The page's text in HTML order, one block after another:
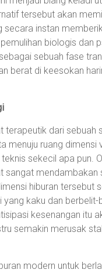
tersebut akan
instan
biologis dan
sebuah fase
berat di keesokan
terapeutik dari sebuah
menuju ruang dimensi
sekecil apa pun.
sangat mendambakan
hiburan tersebut
kaku dan berbelit-
kesenangan itu
semakin merusak
modern untuk